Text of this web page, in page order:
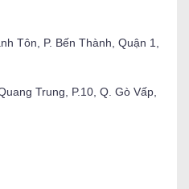
Tôn, P. Bến Thành, Quận 1,
Trung, P.10, Q. Gò Vấp,